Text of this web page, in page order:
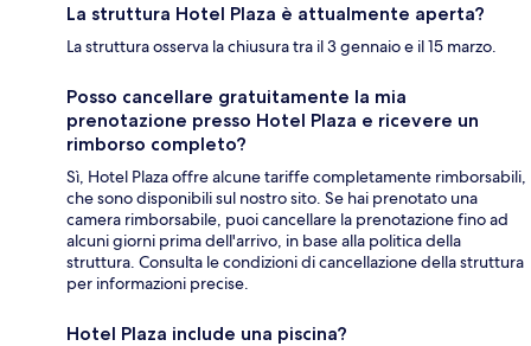
La struttura Hotel Plaza è attualmente aperta?
La struttura osserva la chiusura tra il 3 gennaio e il 15 marzo.
Posso cancellare gratuitamente la mia
prenotazione presso Hotel Plaza e ricevere un
rimborso completo?
Sì, Hotel Plaza offre alcune tariffe completamente rimborsabili,
che sono disponibili sul nostro sito. Se hai prenotato una
camera rimborsabile, puoi cancellare la prenotazione fino ad
alcuni giorni prima dell'arrivo, in base alla politica della
struttura. Consulta le condizioni di cancellazione della struttura
per informazioni precise.
Hotel Plaza include una piscina?